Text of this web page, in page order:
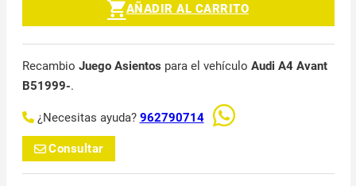
AÑADIR AL CARRITO
Recambio Juego Asientos para el vehículo Audi A4 Avant
B51999-.
¿Necesitas ayuda? 962790714
Consultar